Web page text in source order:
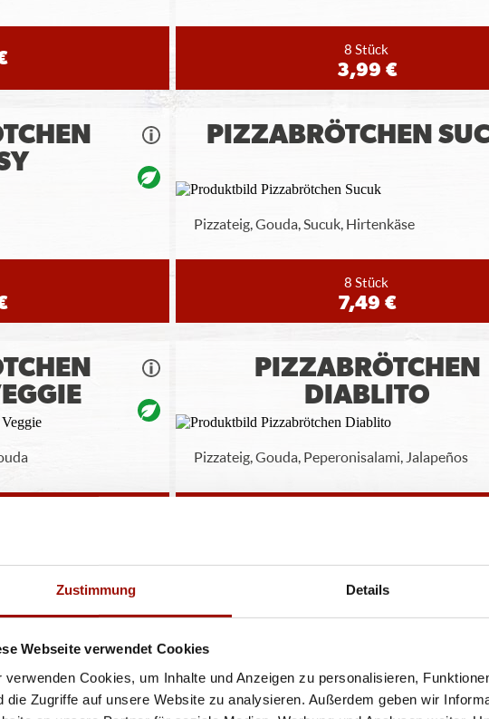
Zustimmung Details
Webseite verwendet Cookies
verwenden Cookies, um Inhalte und Anzeigen zu personalisieren,
die Zugriffe auf unsere Website zu analysieren. Außerdem geben wir
8 Stück
3,99 €
PIZZABRÖTCHEN
Pizzateig, Gouda, Sucuk, Hirtenkäse
8 Stück
7,49 €
PIZZABRÖTCHEN
DIABLITO
Pizzateig, Gouda, Peperonisalami, Jalapeños
Alle Angaben zu Grammaturen oder Durchmessern, bspw. der Pizzen sind circa-Angaben und
gelieferten Produkten abweichen. Wir liefern innerhalb von ca. 30 Minuten.
Lebensmitteln finden Sie unter www.pizzamax.de/produktinformationen
Allergenen seitens unsere Hersteller finden Sie unter www.pizzamax.de/produktinformationen